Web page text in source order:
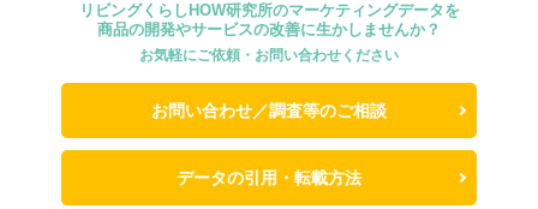
リビングくらしHOW研究所のマーケティングデータを
商品の開発やサービスの改善に生かしませんか？
お気軽にご依頼・お問い合わせください
お問い合わせ／調査等のご相談
データの引用・転載方法